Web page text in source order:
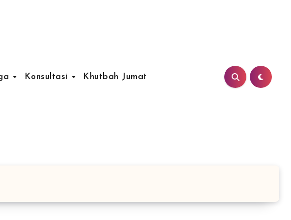
Konsultasi Khutbah Jumat